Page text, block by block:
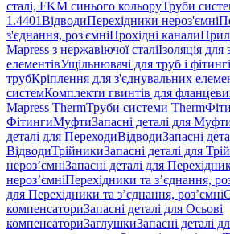
сталі, FKM синього кольоруТруби
1.4401ВідводиПерехідники нероз'ємні
з'єднання, роз'ємніПрохідні канали
Mapress з нержавіючої сталіІзоляція
елементівУщільнювачі для труб і
трубКріплення для з'єднувальних
системКомплекти гвинтів для
Mapress ThermТруби системи Therm
ФітингиМуфтиЗапасні деталі для
деталі для ПереходиВідводиЗапасні
ВідводиТрійникиЗапасні деталі для
нероз’ємніЗапасні деталі для
нероз’ємніПерехідники та з’єднання,
для Перехідники та з’єднання, роз’ємні
компенсаториЗапасні деталі для Осьові
компенсаториЗаглушкиЗапасні деталі